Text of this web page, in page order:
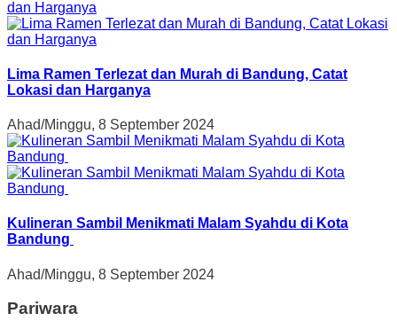
Lima Ramen Terlezat dan Murah di Bandung, Catat
Lokasi dan Harganya
Ahad/Minggu, 8 September 2024
Kulineran Sambil Menikmati Malam Syahdu di Kota
Bandung
Ahad/Minggu, 8 September 2024
Pariwara